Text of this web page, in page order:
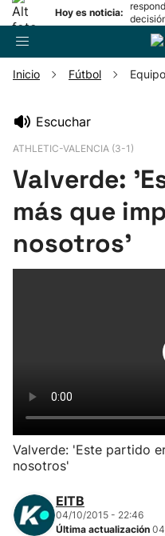
Hoy es noticia:
Pelota
Remo
Kirolak 360
Atletismo
Inicio Fútbol
Escuchar
ATHLETIC-VALENCIA (3-1)
Valverde:
más que
nosotros'
Valverde: 'Este partido
nosotros'
EITB
04/10/2015 - 22:46
Última actualización